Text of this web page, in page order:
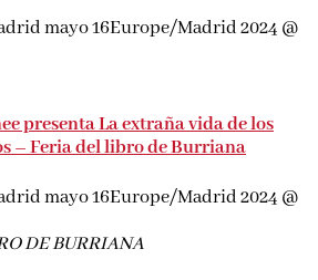
mayo 16Europe/Madrid 2024 @
presenta La extraña vida de los
– Feria del libro de Burriana
mayo 16Europe/Madrid 2024 @
DE BURRIANA